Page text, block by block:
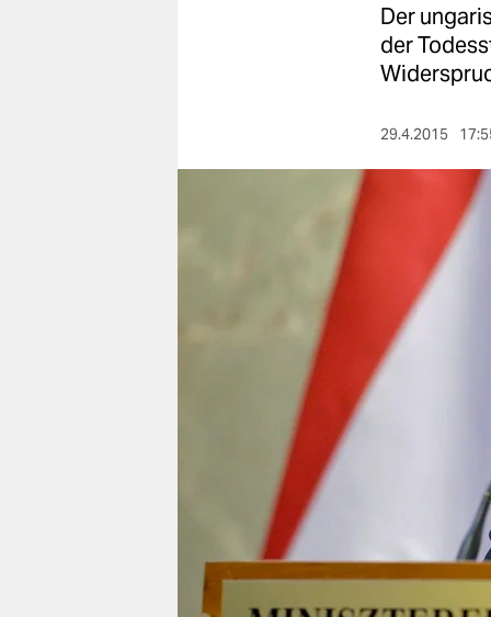
nord
veranstaltungen
fragen & hilfe
unterstützen
genossenschaft
Der
der
29.4.2015